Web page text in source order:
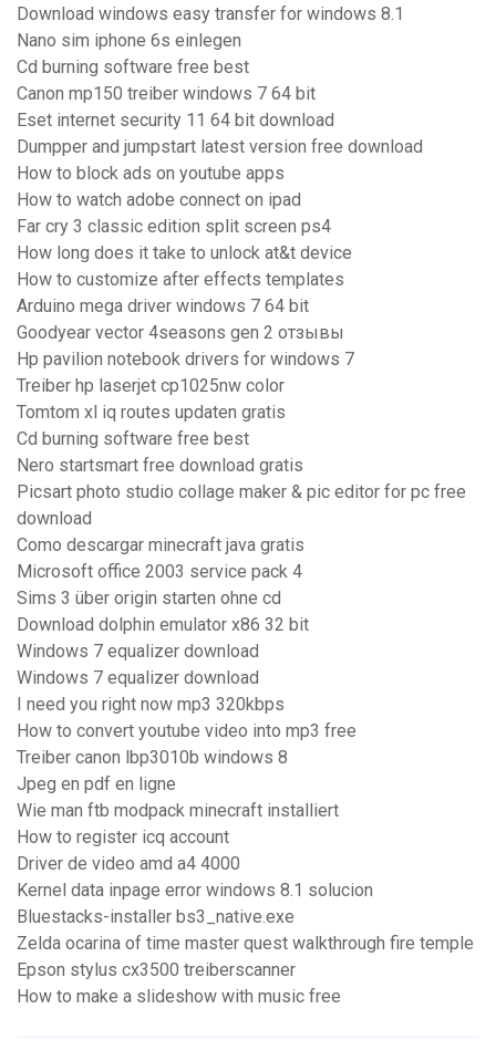
Download windows easy transfer for windows 8.1
Nano sim iphone 6s einlegen
Cd burning software free best
Canon mp150 treiber windows 7 64 bit
Eset internet security 11 64 bit download
Dumpper and jumpstart latest version free download
How to block ads on youtube apps
How to watch adobe connect on ipad
Far cry 3 classic edition split screen ps4
How long does it take to unlock at&t device
How to customize after effects templates
Arduino mega driver windows 7 64 bit
Goodyear vector 4seasons gen 2 отзывы
Hp pavilion notebook drivers for windows 7
Treiber hp laserjet cp1025nw color
Tomtom xl iq routes updaten gratis
Cd burning software free best
Nero startsmart free download gratis
Picsart photo studio collage maker & pic editor for pc free
download
Como descargar minecraft java gratis
Microsoft office 2003 service pack 4
Sims 3 über origin starten ohne cd
Download dolphin emulator x86 32 bit
Windows 7 equalizer download
Windows 7 equalizer download
I need you right now mp3 320kbps
How to convert youtube video into mp3 free
Treiber canon lbp3010b windows 8
Jpeg en pdf en ligne
Wie man ftb modpack minecraft installiert
How to register icq account
Driver de video amd a4 4000
Kernel data inpage error windows 8.1 solucion
Bluestacks-installer bs3_native.exe
Zelda ocarina of time master quest walkthrough fire temple
Epson stylus cx3500 treiberscanner
How to make a slideshow with music free